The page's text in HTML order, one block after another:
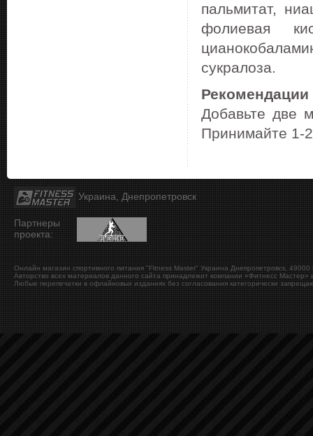
пальмитат,
фолиевая
сукралоза.
Добавьте две
Принимайте 1-
Украина, Днепропетровск
Партнеры
проекта:
Онлайн магазин спортивного питания "Fitness Master" Украина Днепропетровск 49000
Авторство всех материалов данного сайта принадлежит компании «Фитнесс Мастер»
Любые перепечатки в офлайновых изданиях без согласования категорически